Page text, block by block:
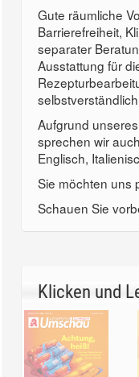
Gute räumliche
Barrierefreiheit,
separater
Ausstattung für
Aufgrund
sprechen wir
Englisch,
Sie möchten uns
Schauen Sie
Klicken und